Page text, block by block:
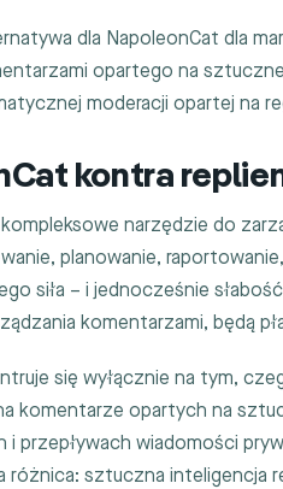
dla NapoleonCat dla
opartego na
moderacji opartej na
kontra
narzędzie do
planowanie,
siła – i jednocześnie
komentarzami, będą
się wyłącznie na tym,
komentarze opartych na
i przepływach wiadomości
różnica: sztuczna inteligencja